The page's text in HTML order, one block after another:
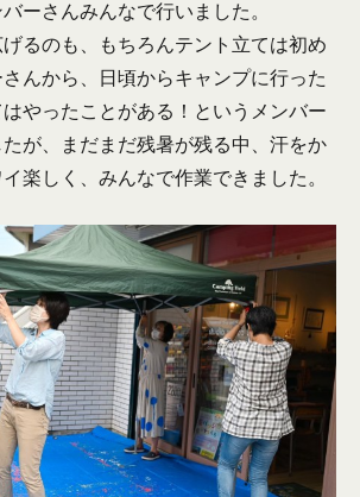
ーさんみんなで行いました。
るのも、もちろんテント立ては初め
んから、日頃からキャンプに行った
やったことがある！というメンバー
が、まだまだ残暑が残る中、汗をか
楽しく、みんなで作業できました。